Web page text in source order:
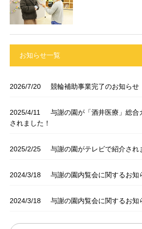
お知らせ一覧
2026/7/20 競輪補助事業完了のお知らせ
2025/4/11
与謝の園が「酒井医療」総合
されました！
2025/2/25 与謝の園がテレビで紹介され
2024/3/18 与謝の園内覧会に関するお
2024/3/18 与謝の園内覧会に関するお